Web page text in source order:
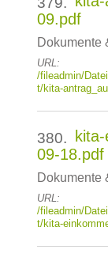
09.pdf
Dokumente
URL:
/fileadmin/
t/kita-
380.
09-18.pdf
Dokumente
URL:
/fileadmin/
t/kita-